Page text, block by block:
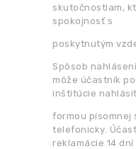
skutočnostiam,
spokojnosť s
poskytnutým
Spôsob
môže účastník
inštitúcie
formou písomnej
telefonicky.
reklamácie 14 dní